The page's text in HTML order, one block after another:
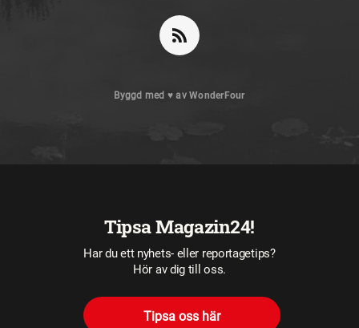
Byggd med ♥ avWonderFour
Tipsa Magazin24!
Har du ett nyhets- eller reportagetips?
Hör av dig till oss.
Tipsa oss här